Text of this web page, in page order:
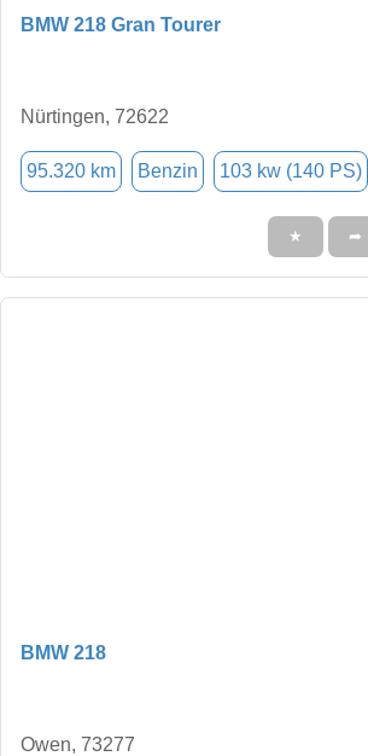
BMW 218 Gran Tourer
Nürtingen, 72622
95.320 km Benzin 103 kw (140 PS)
★ ➦
BMW 218
Owen, 73277